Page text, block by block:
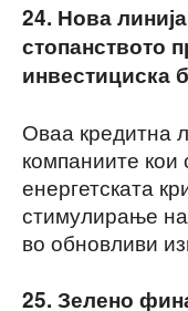
24. Нова
стопанството
инвестициска
Оваа кредитна
компаниите кои
енергетската
стимулирање
во обновливи
25. Зелено